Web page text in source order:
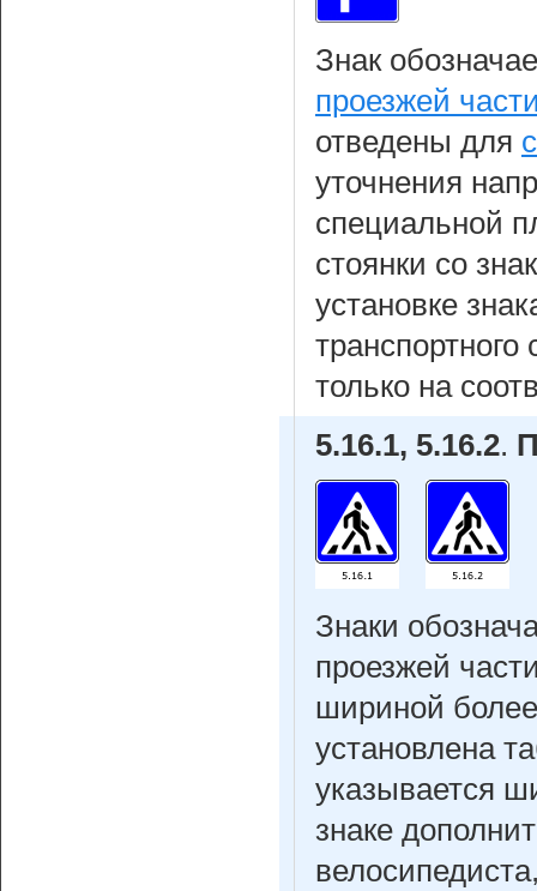
Знак
проезжей
отведены для
уточнения
специальной
стоянки со
установке
транспортного
только на
5.16.1, 5.16.2.
Знаки
проезжей
шириной
установлена
указывается
знаке